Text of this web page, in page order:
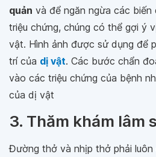
quản và để ngăn ngừa các biến
triệu chứng, chúng có thể gợi ý
vật. Hình ảnh được sử dụng để
trí của dị vật. Các bước chẩn
vào các triệu chứng của bệnh
của dị vật
3. Thăm khám lâm
Đường thở và nhịp thở phải